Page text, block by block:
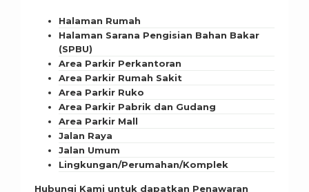
Halaman Rumah
Halaman Sarana Pengisian Bahan Bakar
(SPBU)
Area Parkir Perkantoran
Area Parkir Rumah Sakit
Area Parkir Ruko
Area Parkir Pabrik dan Gudang
Area Parkir Mall
Jalan Raya
Jalan Umum
Lingkungan/Perumahan/Komplek
Hubungi Kami untuk dapatkan Penawaran